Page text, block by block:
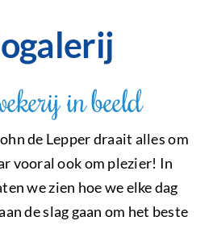
in beeld
de Lepper draait alles om
vooral ook om plezier! In
we zien hoe we elke dag
de slag gaan om het beste